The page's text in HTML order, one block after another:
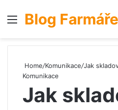
Menu
Blog Farmáře
Home/Komunikace/Jak
Komunikace
Jak